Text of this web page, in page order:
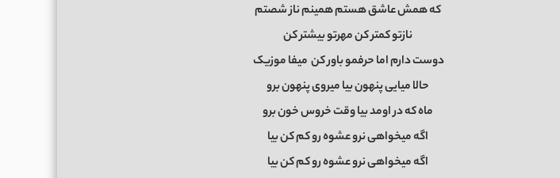
که همش عاشق هستم همینم ناز شصتم
نازتو کمتر کن مهرتو بیشتر کن
دوست دارم اما حرفمو باور کن میفا موزیک
حالا میایی پنهون بیا میروی پنهون برو
ماه که در اومد بیا وقت خروس خون برو
اگه میخواهی نرو عشوه رو کم کن بیا
اگه میخواهی نرو عشوه رو کم کن بیا